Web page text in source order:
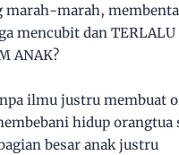
marah-marah,
mencubit dan TERLALU
ANAK?
ilmu justru membuat
hidup orangtua
besar anak justru